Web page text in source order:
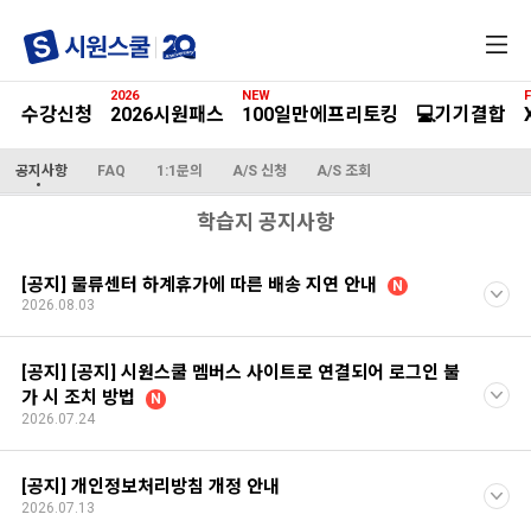
메
수강신청 2026시원패스
2026
100일만에프리토킹
NEW
💻기기결합
공지사항 FAQ 1:1문의 A/S 신청 A/S 조회
학습지 공지사항
[공지] 물류센터 하계휴가에 따른 배송 지연 안내
N
2026.08.03
[공지] [공지] 시원스쿨 멤버스 사이트로 연결되어 로그인 불
가 시 조치 방법
N
2026.07.24
[공지] 개인정보처리방침 개정 안내
2026.07.13